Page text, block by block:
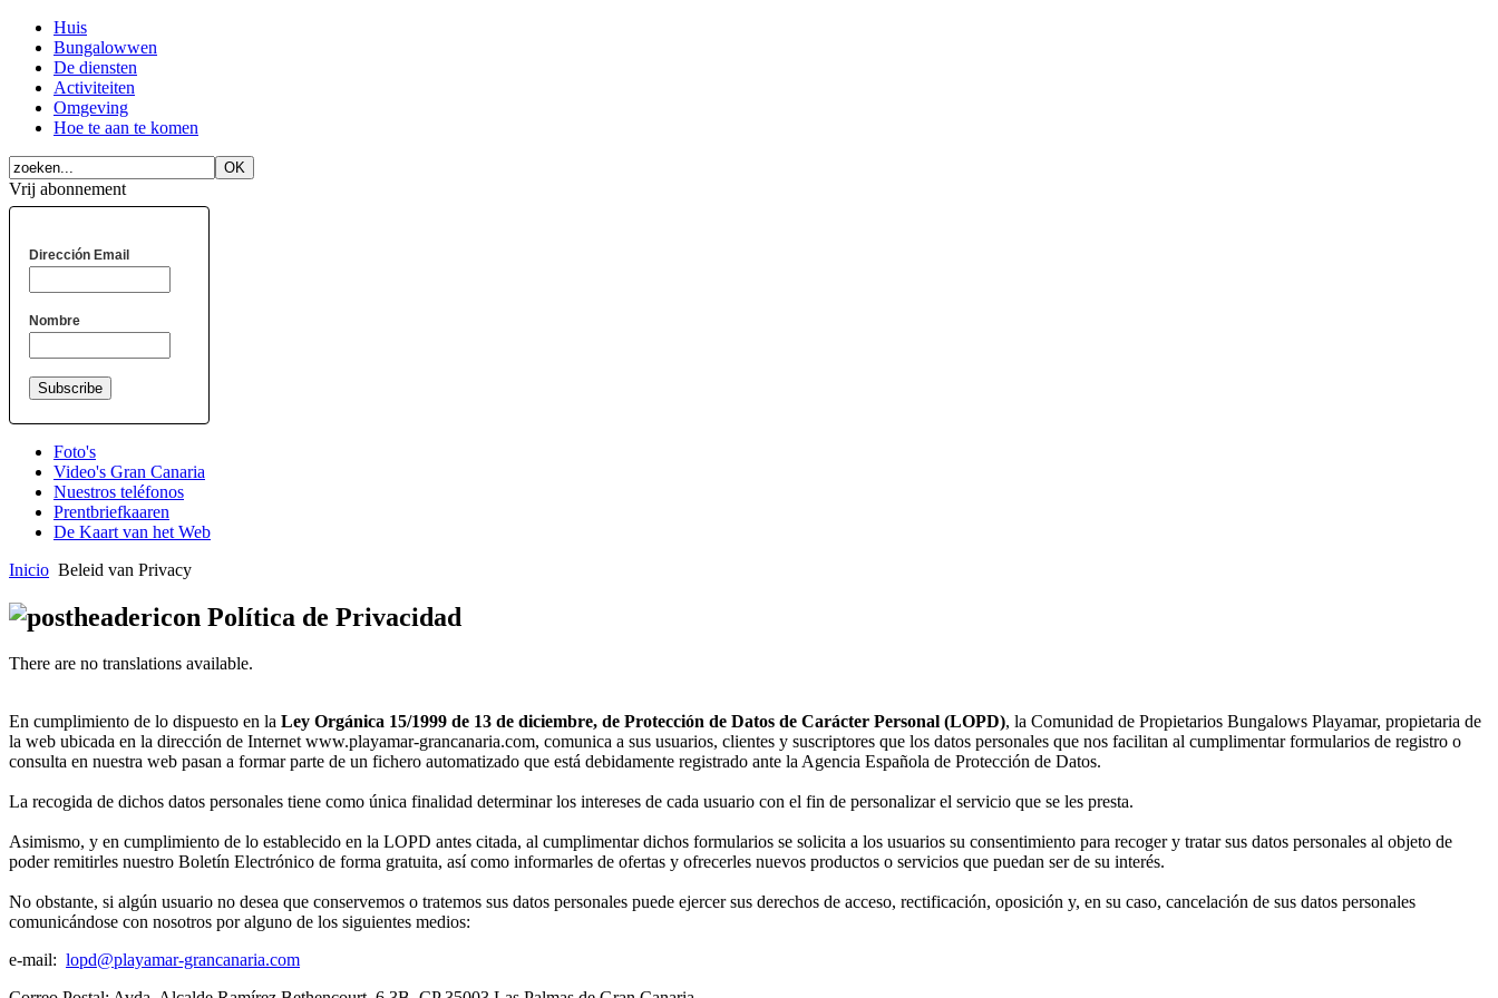
Huis
Bungalowwen
De diensten
Activiteiten
Omgeving
Hoe te aan te komen
Vrij abonnement
Dirección Email
Nombre
Foto's
Video's Gran Canaria
Nuestros teléfonos
Prentbriefkaaren
De Kaart van het Web
Inicio Beleid van Privacy
Política de Privacidad
There are no translations available.
En cumplimiento de lo dispuesto en la Ley Orgánica 15/1999 de 13 de diciembre, de Protección de Datos de Carácter Personal (LOPD), la Comunidad de Propietarios Bungalows Playamar, propietaria de
la web ubicada en la dirección de Internet www.playamar-grancanaria.com, comunica a sus usuarios, clientes y suscriptores que los datos personales que nos facilitan al cumplimentar formularios de registro o
consulta en nuestra web pasan a formar parte de un fichero automatizado que está debidamente registrado ante la Agencia Española de Protección de Datos.
La recogida de dichos datos personales tiene como única finalidad determinar los intereses de cada usuario con el fin de personalizar el servicio que se les presta.
Asimismo, y en cumplimiento de lo establecido en la LOPD antes citada, al cumplimentar dichos formularios se solicita a los usuarios su consentimiento para recoger y tratar sus datos personales al objeto de
poder remitirles nuestro Boletín Electrónico de forma gratuita, así como informarles de ofertas y ofrecerles nuevos productos o servicios que puedan ser de su interés.
No obstante, si algún usuario no desea que conservemos o tratemos sus datos personales puede ejercer sus derechos de acceso, rectificación, oposición y, en su caso, cancelación de sus datos personales
comunicándose con nosotros por alguno de los siguientes medios:
e-mail: lopd@playamar-grancanaria.com